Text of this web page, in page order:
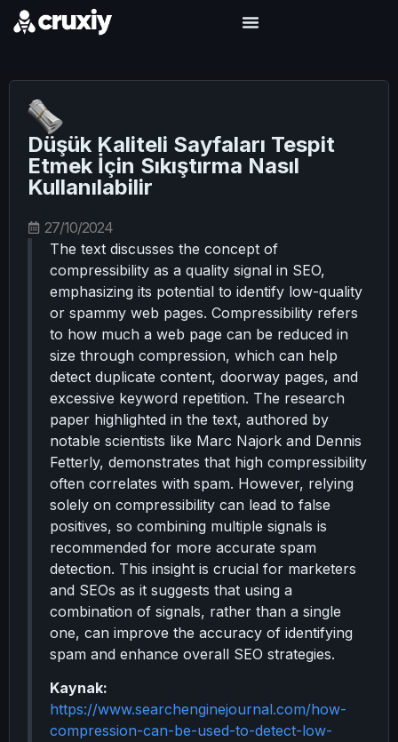
Düşük Kaliteli Sayfaları Tespit
Etmek İçin Sıkıştırma Nasıl
Kullanılabilir
27/10/2024
The text discusses the concept of
compressibility as a quality signal in SEO,
emphasizing its potential to identify low-quality
or spammy web pages. Compressibility refers
to how much a web page can be reduced in
size through compression, which can help
detect duplicate content, doorway pages, and
excessive keyword repetition. The research
paper highlighted in the text, authored by
notable scientists like Marc Najork and Dennis
Fetterly, demonstrates that high compressibility
often correlates with spam. However, relying
solely on compressibility can lead to false
positives, so combining multiple signals is
recommended for more accurate spam
detection. This insight is crucial for marketers
and SEOs as it suggests that using a
combination of signals, rather than a single
one, can improve the accuracy of identifying
spam and enhance overall SEO strategies.
Kaynak:
https://www.searchenginejournal.com/how-
compression-can-be-used-to-detect-low-